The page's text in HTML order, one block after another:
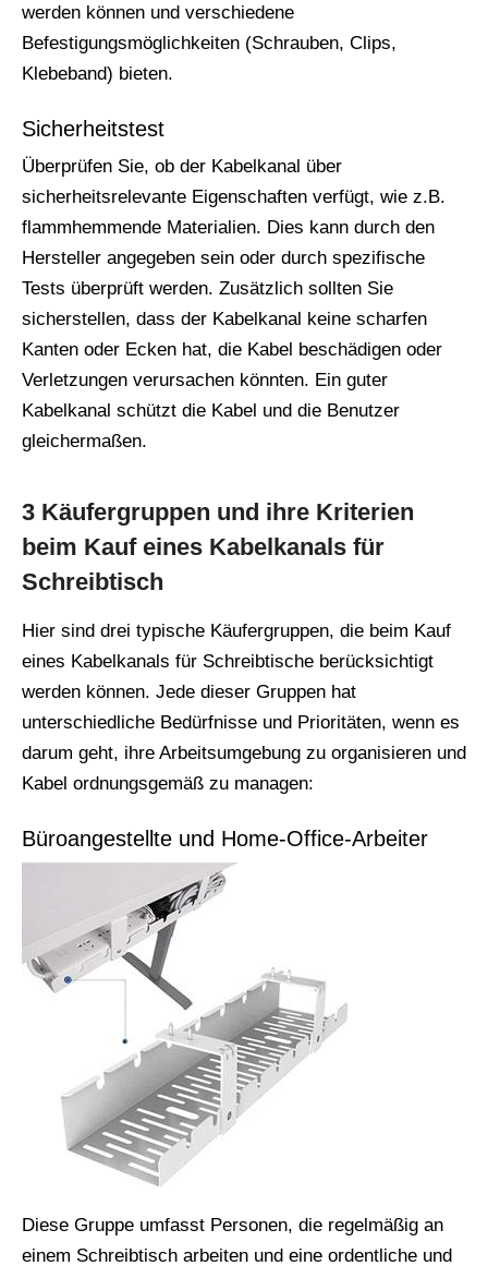
werden können und verschiedene
Befestigungsmöglichkeiten (Schrauben, Clips,
Klebeband) bieten.
Sicherheitstest
Überprüfen Sie, ob der Kabelkanal über
sicherheitsrelevante Eigenschaften verfügt, wie z.B.
flammhemmende Materialien. Dies kann durch den
Hersteller angegeben sein oder durch spezifische
Tests überprüft werden. Zusätzlich sollten Sie
sicherstellen, dass der Kabelkanal keine scharfen
Kanten oder Ecken hat, die Kabel beschädigen oder
Verletzungen verursachen könnten. Ein guter
Kabelkanal schützt die Kabel und die Benutzer
gleichermaßen.
3 Käufergruppen und ihre Kriterien
beim Kauf eines Kabelkanals für
Schreibtisch
Hier sind drei typische Käufergruppen, die beim Kauf
eines Kabelkanals für Schreibtische berücksichtigt
werden können. Jede dieser Gruppen hat
unterschiedliche Bedürfnisse und Prioritäten, wenn es
darum geht, ihre Arbeitsumgebung zu organisieren und
Kabel ordnungsgemäß zu managen:
Büroangestellte und Home-Office-Arbeiter
Diese Gruppe umfasst Personen, die regelmäßig an
einem Schreibtisch arbeiten und eine ordentliche und